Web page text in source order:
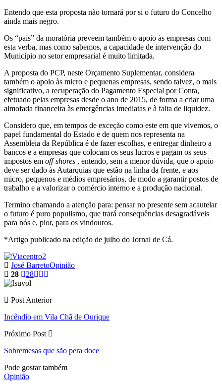
Entendo que esta proposta não tornará por si o futuro do Concelho
ainda mais negro.
Os “pais” da moratória preveem também o apoio às empresas com
esta verba, mas como sabemos, a capacidade de intervenção do
Município no setor empresarial é muito limitada.
A proposta do PCP, neste Orçamento Suplementar, considera
também o apoio às micro e pequenas empresas, sendo talvez, o mais
significativo, a recuperação do Pagamento Especial por Conta,
efetuado pelas empresas desde o ano de 2015, de forma a criar uma
almofada financeira às emergências imediatas e à falta de liquidez.
Considero que, em tempos de exceção como este em que vivemos, o
papel fundamental do Estado e de quem nos representa na
Assembleia da República é de fazer escolhas, e entregar dinheiro a
bancos e a empresas que colocam os seus lucros e pagam os seus
impostos em off-shores , entendo, sem a menor dúvida, que o apoio
deve ser dado às Autarquias que estão na linha da frente, e aos
micro, pequenos e médios empresários, de modo a garantir postos de
trabalho e a valorizar o comércio interno e a produção nacional.
Termino chamando a atenção para: pensar no presente sem acautelar
o futuro é puro populismo, que trará consequências desagradáveis
para nós e, pior, para os vindouros.
*Artigo publicado na edição de julho do Jornal de Cá.
José BarretoOpinião
28
28
Post Anterior
Incêndio em Vila Chã de Ourique
Próximo Post
Sobremesas que são pera doce
Pode gostar também
Opinião